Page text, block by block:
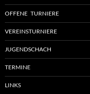
OFFENE TURNIERE
VEREINSTURNIERE
JUGENDSCHACH
TERMINE
LINKS